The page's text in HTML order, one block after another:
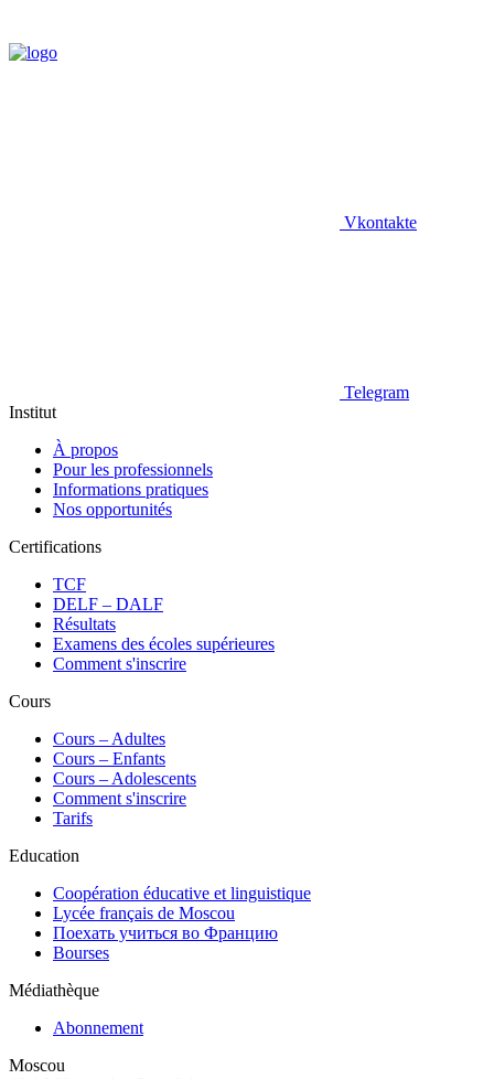
Vkontakte
Telegram
Institut
À propos
Pour les professionnels
Informations pratiques
Nos opportunités
Certifications
TCF
DELF – DALF
Résultats
Examens des écoles supérieures
Comment s'inscrire
Cours
Сours – Adultes
Cours – Enfants
Cours – Adolescents
Comment s'inscrire
Tarifs
Education
Coopération éducative et linguistique
Lycée français de Moscou
Поехать учиться во Францию
Bourses
Médiathèque
Abonnement
Moscou